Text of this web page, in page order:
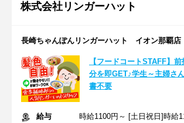
株式会社リンガーハット
長崎ちゃんぽんリンガーハット イオン那覇
【フードコートSTAFF】
分を即GET♪学生～主婦さ
書不要
給与